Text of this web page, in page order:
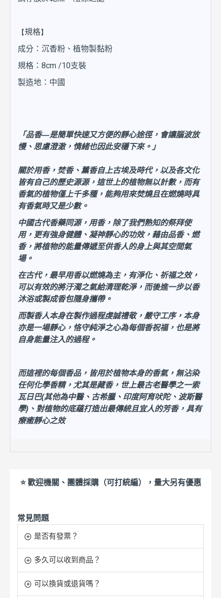
【規格】
成分：沉香粉、植物製黏粉
規格：8cm /10支裝
製造地：中國
「品香—是簡單快速又方便的靜心途徑，會讓腦波放
慢、思慮澄澈，情緒也因此安穩下來。」
關於用香，焚香、薰香自上古埃及時代，以及各文化
皆有自己的歷史源源，這世上的植物無以計數，而有
香氣的植物僅上千多種，能夠用來焚燒且在燃燒時具
有香氣時又是少數。
中國古代香藥同源，用香，除了我們熟知的祭拜使
用，更有強身健體、凝神靜心的功效，藉由品香、燃
香，將植物的能量傳遞至供香人的身上與其空間氣
場。
在古代，最早用香以燃燒為主，有淨化、祈福之效，
可以有效的將汙濁之氣給清理乾淨，而後進一步以香
沐浴或製成香包隨身攜帶。
而製香人本身在製作過程虔誠禮敬，嚴守工序，本身
亦是一場靜心，恪守純淨之心為每個香祝福，也是將
自身能量注入的過程。
而這裡的每個香品，皆用於植物本身的香氣，無沾染
任何化學香精，尤其是藏香，世上最古老醫學之一索
瓦日巴(其他為中醫、古希臘、印度阿育吠陀、波斯醫
學)、對植物的底蘊打造出最傳統且宜人的芳香，具有
療癒靜心之效
⭐ 歡迎機關、團體採購（可打統編），量大另有優惠
常見問題
是否有發票？
多久可以收到商品？
可以換貨或退貨嗎？